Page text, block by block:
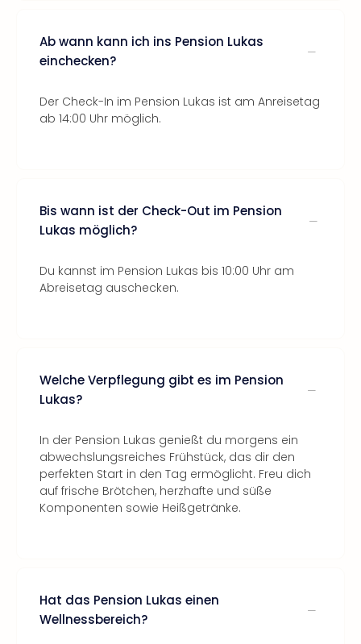
Ab wann kann ich ins Pension Lukas
einchecken?
Der Check-In im Pension Lukas ist am Anreisetag
ab 14:00 Uhr möglich.
Bis wann ist der Check-Out im Pension
Lukas möglich?
Du kannst im Pension Lukas bis 10:00 Uhr am
Abreisetag auschecken.
Welche Verpflegung gibt es im Pension
Lukas?
In der Pension Lukas genießt du morgens ein
abwechslungsreiches Frühstück, das dir den
perfekten Start in den Tag ermöglicht. Freu dich
auf frische Brötchen, herzhafte und süße
Komponenten sowie Heißgetränke.
Hat das Pension Lukas einen
Wellnessbereich?